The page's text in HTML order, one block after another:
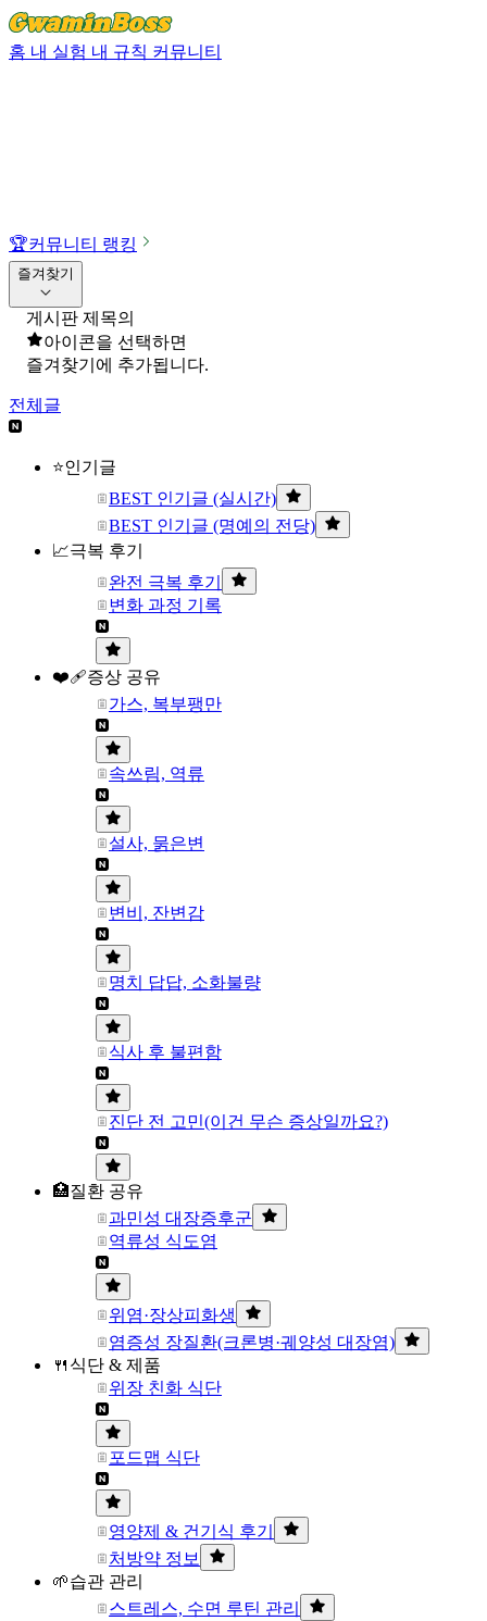
홈 내 실험 내 규칙 커뮤니티
🏆커뮤니티 랭킹
즐겨찾기
게시판 제목의
아이콘을 선택하면
즐겨찾기에 추가됩니다.
전체글
⭐인기글
BEST 인기글 (실시간)
BEST 인기글 (명예의 전당)
📈극복 후기
완전 극복 후기
변화 과정 기록
❤️‍🩹증상 공유
가스, 복부팽만
속쓰림, 역류
설사, 묽은변
변비, 잔변감
명치 답답, 소화불량
식사 후 불편함
진단 전 고민(이건 무슨 증상일까요?)
🏥질환 공유
과민성 대장증후군
역류성 식도염
위염·장상피화생
염증성 장질환(크론병·궤양성 대장염)
🍴식단 & 제품
위장 친화 식단
포드맵 식단
영양제 & 건기식 후기
처방약 정보
🌱습관 관리
스트레스, 수면 루틴 관리